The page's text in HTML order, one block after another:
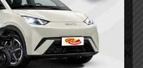
Rurópolis vai ganhar agência
local do DETRAN